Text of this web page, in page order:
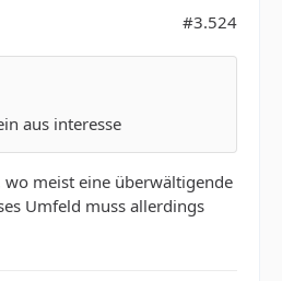
#3.524
aus interesse
meist eine überwältigende
Umfeld muss allerdings